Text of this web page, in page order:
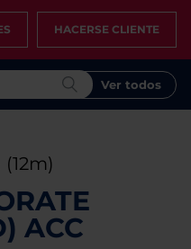
HACERSE CLIENTE
Ver todos
(12m)
ACC